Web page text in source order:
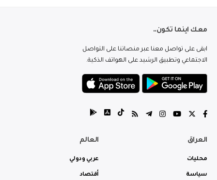
معك اينما تكون..
ابقى على تواصل معنا عبر منصاتنا على التواصل
الاجتماعي وتطبيق الرشيد على الهواتف الذكية.
العراق
محليات
سياسة
العالم
عربي ودولي
أقتصاد